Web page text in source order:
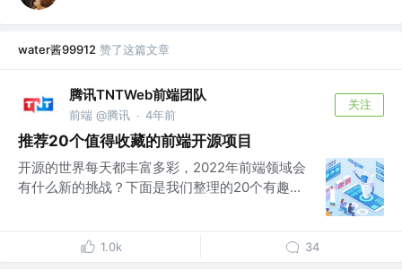
water酱99912 赞了这篇文章
腾讯TNTWeb前端团队
前端 @腾讯 · 4年前
关注
推荐20个值得收藏的前端开源项目
开源的世界每天都丰富多彩，2022年前端领域会
有什么新的挑战？下面是我们整理的20个有趣...
1.0k 34